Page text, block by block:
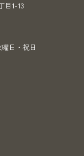
目1-13
日・祝日